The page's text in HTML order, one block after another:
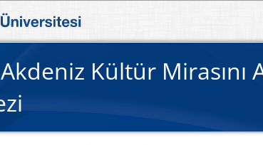
Kültür Mirasını